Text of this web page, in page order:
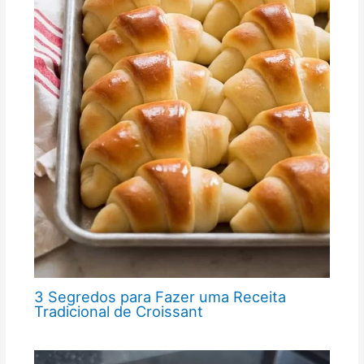
3 Segredos para Fazer uma Receita
Tradicional de Croissant